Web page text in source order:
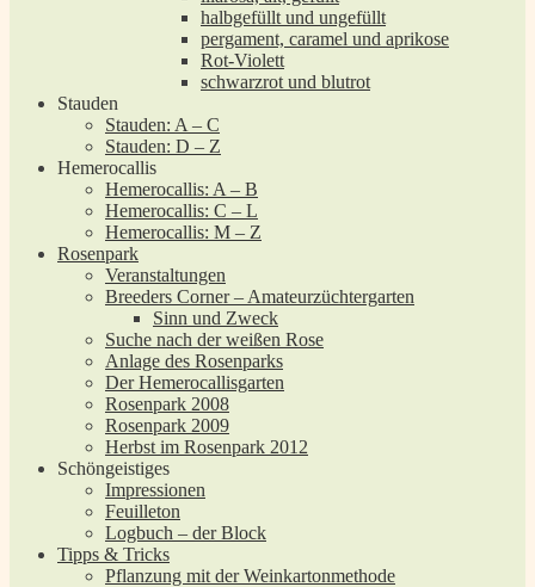
halbgefüllt und ungefüllt
pergament, caramel und aprikose
Rot-Violett
schwarzrot und blutrot
Stauden
Stauden: A – C
Stauden: D – Z
Hemerocallis
Hemerocallis: A – B
Hemerocallis: C – L
Hemerocallis: M – Z
Rosenpark
Veranstaltungen
Breeders Corner – Amateurzüchtergarten
Sinn und Zweck
Suche nach der weißen Rose
Anlage des Rosenparks
Der Hemerocallisgarten
Rosenpark 2008
Rosenpark 2009
Herbst im Rosenpark 2012
Schöngeistiges
Impressionen
Feuilleton
Logbuch – der Block
Tipps & Tricks
Pflanzung mit der Weinkartonmethode